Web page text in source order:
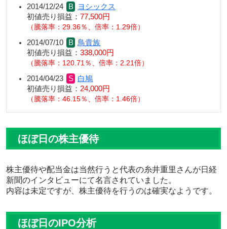
2014/12/24
ヨシックス
初値売り損益： 77,500円
騰落率：29.36％、倍率：1.29倍
2014/07/10
鳥貴族
初値売り損益： 338,000円
騰落率：120.71％、倍率：2.21倍
2014/04/23
白鳩
初値売り損益： 24,000円
騰落率：46.15％、倍率：1.46倍
ほぼ日の株主優待
株主優待や配当金は当然行うと代表の糸井重里さんが日経
新聞のインタビューにて名言されていました。
内容は未定ですが、株主優待を行うのは確実なようです。
ほぼ日のIPO分析